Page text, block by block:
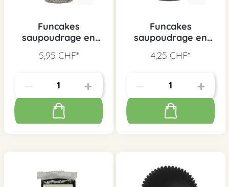
Funcakes
saupoudrage en
5,95 CHF*
Funcakes
saupoudrage en
4,25 CHF*